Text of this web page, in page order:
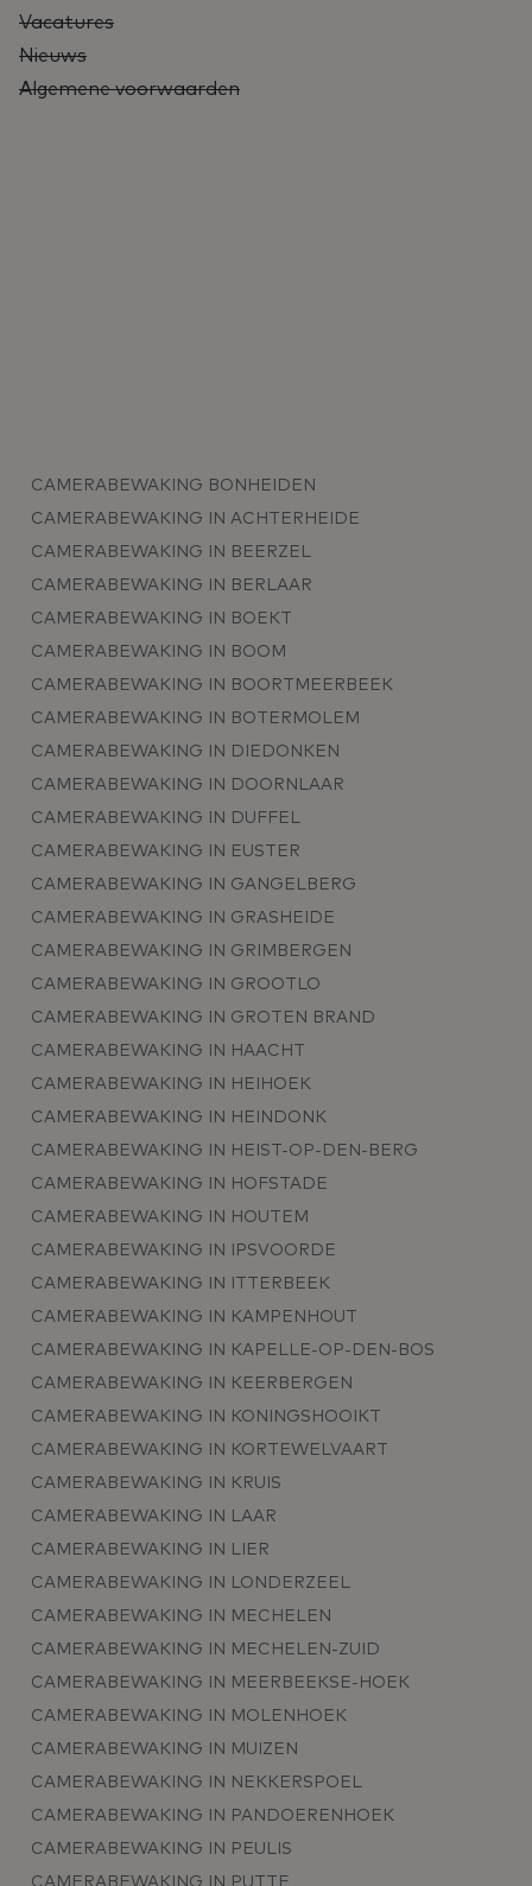
Vacatures
Nieuws
Algemene voorwaarden
CAMERABEWAKING BONHEIDEN
CAMERABEWAKING IN ACHTERHEIDE
CAMERABEWAKING IN BEERZEL
CAMERABEWAKING IN BERLAAR
CAMERABEWAKING IN BOEKT
CAMERABEWAKING IN BOOM
CAMERABEWAKING IN BOORTMEERBEEK
CAMERABEWAKING IN BOTERMOLEM
CAMERABEWAKING IN DIEDONKEN
CAMERABEWAKING IN DOORNLAAR
CAMERABEWAKING IN DUFFEL
CAMERABEWAKING IN EUSTER
CAMERABEWAKING IN GANGELBERG
CAMERABEWAKING IN GRASHEIDE
CAMERABEWAKING IN GRIMBERGEN
CAMERABEWAKING IN GROOTLO
CAMERABEWAKING IN GROTEN BRAND
CAMERABEWAKING IN HAACHT
CAMERABEWAKING IN HEIHOEK
CAMERABEWAKING IN HEINDONK
CAMERABEWAKING IN HEIST-OP-DEN-BERG
CAMERABEWAKING IN HOFSTADE
CAMERABEWAKING IN HOUTEM
CAMERABEWAKING IN IPSVOORDE
CAMERABEWAKING IN ITTERBEEK
CAMERABEWAKING IN KAMPENHOUT
CAMERABEWAKING IN KAPELLE-OP-DEN-BOS
CAMERABEWAKING IN KEERBERGEN
CAMERABEWAKING IN KONINGSHOOIKT
CAMERABEWAKING IN KORTEWELVAART
CAMERABEWAKING IN KRUIS
CAMERABEWAKING IN LAAR
CAMERABEWAKING IN LIER
CAMERABEWAKING IN LONDERZEEL
CAMERABEWAKING IN MECHELEN
CAMERABEWAKING IN MECHELEN-ZUID
CAMERABEWAKING IN MEERBEEKSE-HOEK
CAMERABEWAKING IN MOLENHOEK
CAMERABEWAKING IN MUIZEN
CAMERABEWAKING IN NEKKERSPOEL
CAMERABEWAKING IN PANDOERENHOEK
CAMERABEWAKING IN PEULIS
CAMERABEWAKING IN PUTTE